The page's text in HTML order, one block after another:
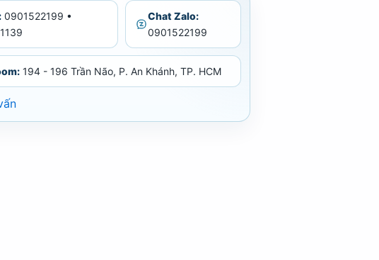
0901522199 •
Chat Zalo:
0901522199
194 - 196 Trần Não, P. An Khánh, TP. HCM